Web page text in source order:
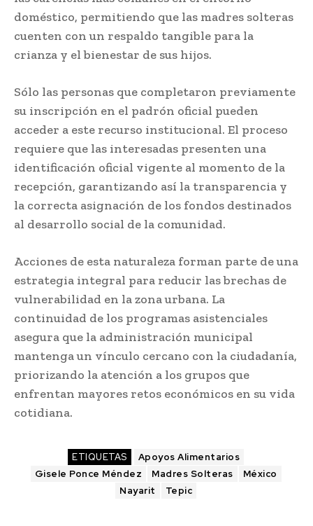
doméstico, permitiendo que las madres solteras
cuenten con un respaldo tangible para la
crianza y el bienestar de sus hijos.
Sólo las personas que completaron previamente
su inscripción en el padrón oficial pueden
acceder a este recurso institucional. El proceso
requiere que las interesadas presenten una
identificación oficial vigente al momento de la
recepción, garantizando así la transparencia y
la correcta asignación de los fondos destinados
al desarrollo social de la comunidad.
Acciones de esta naturaleza forman parte de una
estrategia integral para reducir las brechas de
vulnerabilidad en la zona urbana. La
continuidad de los programas asistenciales
asegura que la administración municipal
mantenga un vínculo cercano con la ciudadanía,
priorizando la atención a los grupos que
enfrentan mayores retos económicos en su vida
cotidiana.
ETIQUETAS
Apoyos Alimentarios
Gisele Ponce Méndez
Madres Solteras
México
Nayarit
Tepic